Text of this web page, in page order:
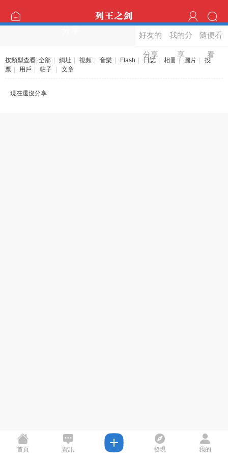
好友的
分享
我的分
享
隨便看
看
按類型查看: 全部 網址 視頻 音樂 Flash 日誌 相冊 | 圖片
投
票
用戶 帖子 文章
現在還沒分享
首頁 資訊 發現 我的